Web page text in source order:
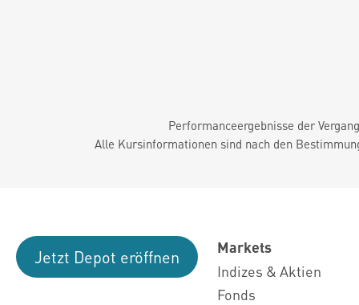
Performanceergebnisse der
Alle Kursinformationen sind nach den
Jetzt Depot eröffnen
Markets
Indizes & Aktien
Fonds